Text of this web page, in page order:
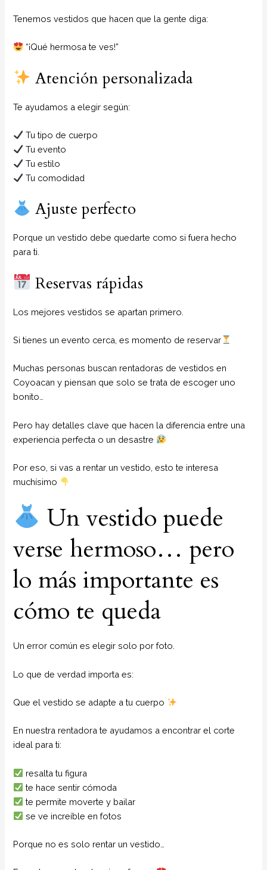
Tenemos vestidos que hacen que la gente diga:
“¡Qué hermosa te ves!”
Atención personalizada
Te ayudamos a elegir según:
Tu tipo de cuerpo
Tu evento
Tu estilo
Tu comodidad
Ajuste perfecto
Porque un vestido debe quedarte como si fuera hecho
para ti.
Reservas rápidas
Los mejores vestidos se apartan primero.
Si tienes un evento cerca, es momento de reservar
Muchas personas buscan rentadoras de vestidos en
Coyoacan y piensan que solo se trata de escoger uno
bonito…
Pero hay detalles clave que hacen la diferencia entre una
experiencia perfecta o un desastre
Por eso, si vas a rentar un vestido, esto te interesa
muchísimo
Un vestido puede
verse hermoso… pero
lo más importante es
cómo te queda
Un error común es elegir solo por foto.
Lo que de verdad importa es:
Que el vestido se adapte a tu cuerpo
En nuestra rentadora te ayudamos a encontrar el corte
ideal para ti:
resalta tu figura
te hace sentir cómoda
te permite moverte y bailar
se ve increíble en fotos
Porque no es solo rentar un vestido…